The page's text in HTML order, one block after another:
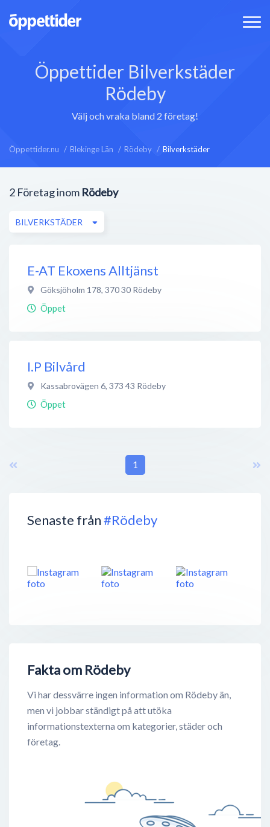
Öppettider Bilverkstäder
Rödeby
Välj och vraka bland 2 företag!
Öppettider.nu Blekinge Län Rödeby Bilverkstäder
Senaste från#Rödeby
Fakta om Rödeby
Vi har dessvärre ingen information om Rödeby än,
men vi jobbar ständigt på att utöka
informationstexterna om kategorier, städer och
företag.
2 Företag inom Rödeby
BILVERKSTÄDER
E-AT Ekoxens Alltjänst
Göksjöholm 178, 370 30 Rödeby
Öppet
I.P Bilvård
Kassabrovägen 6, 373 43 Rödeby
Öppet
1